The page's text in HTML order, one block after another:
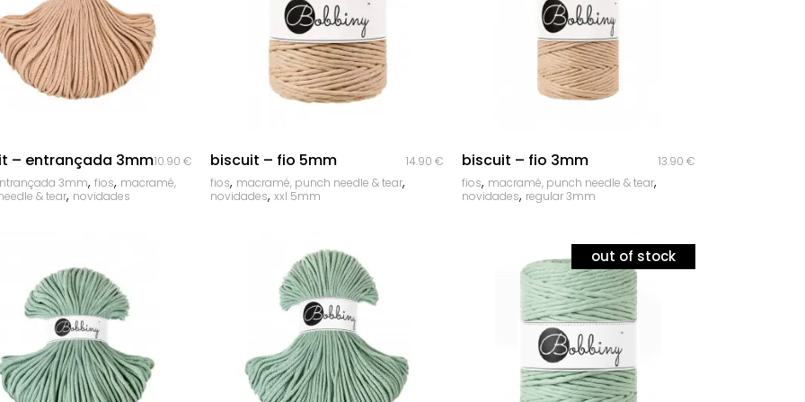
Corda Entrançada 3mm
Corda Entrançada 5mm
Corda Entrançada 9mm
– entrançada 3mm10.90 €
3mm, fios, macramé,
& tear, novidades
biscuit – fio 5mm 14.90 €
fios, macramé, punch needle & tear,
novidades, xxl 5mm
biscuit – fio 3mm 13.90 €
fios, macramé, punch needle & tear,
novidades, regular 3mm
out of stock